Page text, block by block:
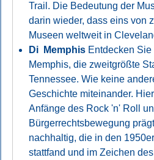
Trail. Die Bedeutung der
darin wieder, dass eins von
Museen weltweit in
Di MemphisEntdecken Sie
Memphis, die zweitgrößte
Tennessee. Wie keine
Geschichte miteinander.
Anfänge des Rock 'n' Roll
Bürgerrechtsbewegung
nachhaltig, die in den
stattfand und im Zeichen